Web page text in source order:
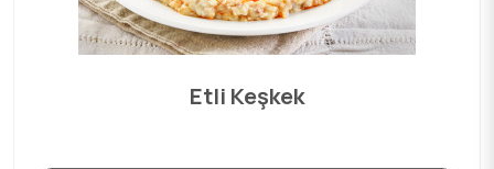
Etli Keşkek